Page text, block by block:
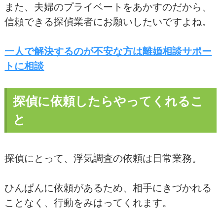
また、夫婦のプライベートをあかすのだから、
信頼できる探偵業者にお願いしたいですよね。
一人で解決するのが不安な方は離婚相談サポー
トに相談
探偵に依頼したらやってくれるこ
と
探偵にとって、浮気調査の依頼は日常業務。
ひんぱんに依頼があるため、相手にきづかれる
ことなく、行動をみはってくれます。